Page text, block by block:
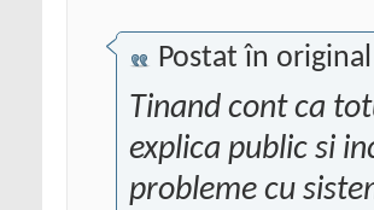
Postat în
Tinand cont ca
explica public si
probleme cu